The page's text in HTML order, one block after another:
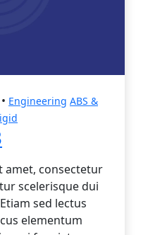
• Engineering ABS &
amet, consectetur
scelerisque dui
sed lectus
elementum